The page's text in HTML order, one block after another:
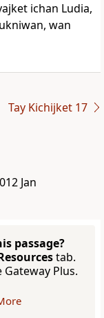
ichan Ludia,
wan
Tay Kichijket 17
Jan
passage?
tab.
Plus.